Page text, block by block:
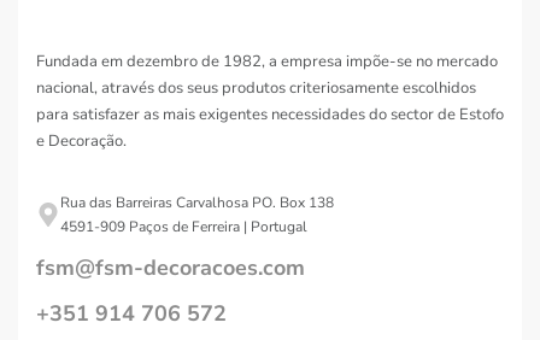
Fundada em dezembro de 1982, a empresa impõe-se no mercado
nacional, através dos seus produtos criteriosamente escolhidos
para satisfazer as mais exigentes necessidades do sector de Estofo
e Decoração.
Rua das Barreiras Carvalhosa PO. Box 138
4591-909 Paços de Ferreira | Portugal
fsm@fsm-decoracoes.com
+351 914 706 572